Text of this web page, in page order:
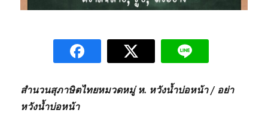
สำนวนสุภาษิตไทยหมวดหมู่ ห. หวังน้ำบ่อหน้า / อย่า
หวังน้ำบ่อหน้า